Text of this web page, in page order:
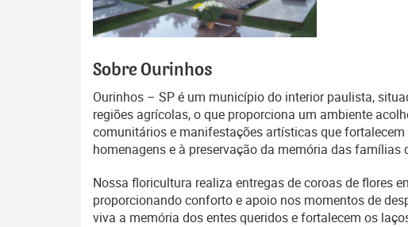
Sobre Ourinhos
Ourinhos – SP é um município do interior paulista,
regiões agrícolas, o que proporciona um ambiente
comunitários e manifestações artísticas que
homenagens e à preservação da memória das
Nossa floricultura realiza entregas de coroas de flores
proporcionando conforto e apoio nos momentos de
viva a memória dos entes queridos e fortalecem os